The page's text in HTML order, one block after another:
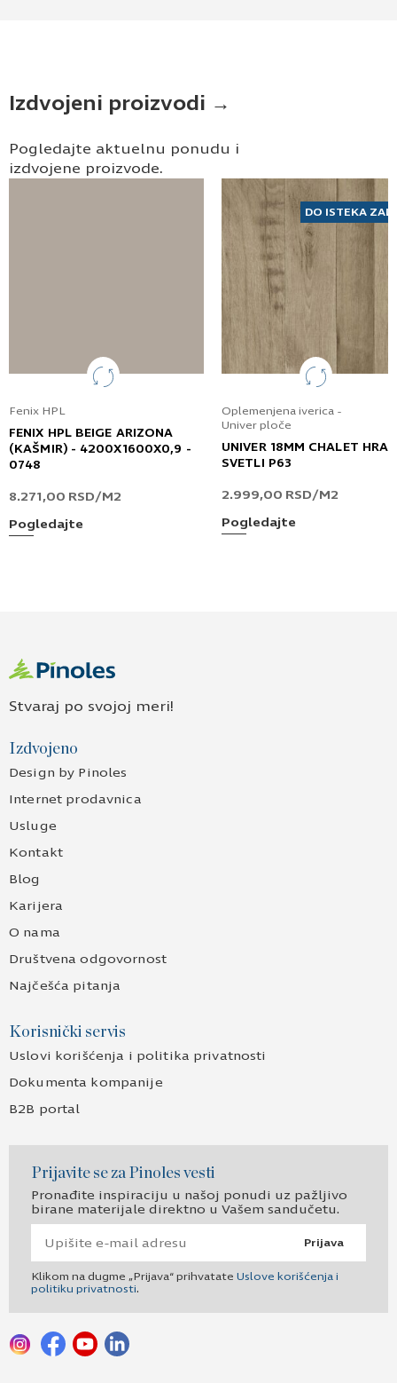
Izdvojeni proizvodi →
Pogledajte aktuelnu ponudu i
izdvojene proizvode.
Fenix HPL
FENIX HPL BEIGE ARIZONA
(KAŠMIR) - 4200X1600X0,9 -
0748
8.271,00 RSD/M2
Pogledajte
DO ISTEKA
Oplemenjena iverica -
Univer ploče
UNIVER 18MM CHALET
SVETLI P63
2.999,00 RSD/M2
Pogledajte
Stvaraj po svojoj meri!
Izdvojeno
Design by Pinoles
Internet prodavnica
Usluge
Kontakt
Blog
Karijera
O nama
Društvena odgovornost
Najčešća pitanja
Korisnički servis
Uslovi korišćenja i politika privatnosti
Dokumenta kompanije
B2B portal
Prijavite se za Pinoles vesti
Pronađite inspiraciju u našoj ponudi uz pažljivo
birane materijale direktno u Vašem sandučetu.
Prijava
Klikom na dugme „Prijava“ prihvatate Uslove korišćenja i
politiku privatnosti.